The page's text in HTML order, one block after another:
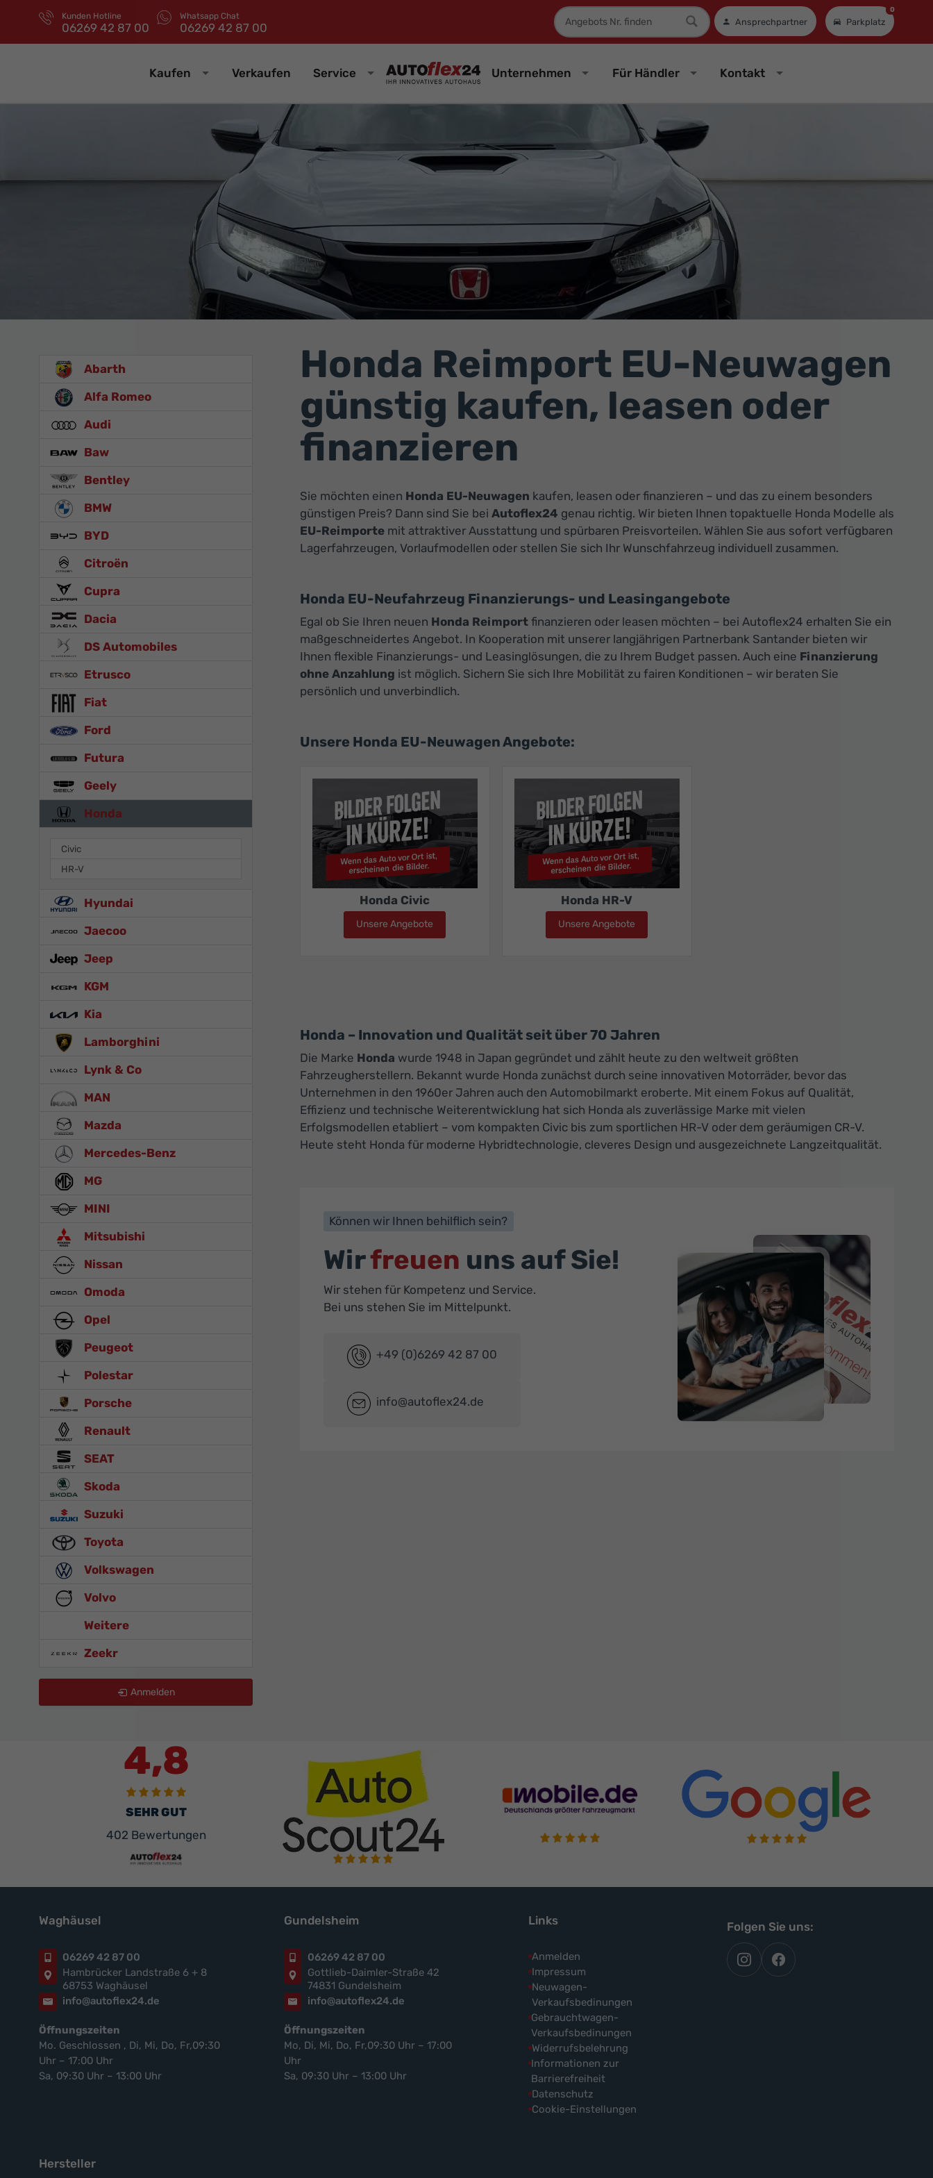
Kunden Hotline
06269 42 87 00
Whatsapp Chat
06269 42 87 00
Fahrzeugnummer
Ansprechpartner Parkplatz
0
Kaufen Verkaufen Service Unternehmen Für Händler Kontakt
Honda Reimport EU-Neuwagen
günstig kaufen, leasen oder
finanzieren
Sie möchten einen Honda EU-Neuwagen kaufen, leasen oder finanzieren – und das zu einem besonders
günstigen Preis? Dann sind Sie bei Autoflex24 genau richtig. Wir bieten Ihnen topaktuelle Honda Modelle als
EU-Reimportemit attraktiver Ausstattung und spürbaren Preisvorteilen. Wählen Sie aus sofort verfügbaren
Lagerfahrzeugen, Vorlaufmodellen oder stellen Sie sich Ihr Wunschfahrzeug individuell zusammen.
Honda EU-Neufahrzeug Finanzierungs- und Leasingangebote
Egal ob Sie Ihren neuen Honda Reimportfinanzieren oder leasen möchten – bei Autoflex24 erhalten Sie ein
maßgeschneidertes Angebot. In Kooperation mit unserer langjährigen Partnerbank Santander bieten wir
Ihnen flexible Finanzierungs- und Leasinglösungen, die zu Ihrem Budget passen. Auch eine Finanzierung
ohne Anzahlung ist möglich. Sichern Sie sich Ihre Mobilität zu fairen Konditionen – wir beraten Sie
persönlich und unverbindlich.
Unsere Honda EU-Neuwagen Angebote:
Honda Civic
Unsere Angebote
Honda HR-V
Unsere Angebote
Honda – Innovation und Qualität seit über 70 Jahren
Die Marke Honda wurde 1948 in Japan gegründet und zählt heute zu den weltweit größten
Fahrzeugherstellern. Bekannt wurde Honda zunächst durch seine innovativen Motorräder, bevor das
Unternehmen in den 1960er Jahren auch den Automobilmarkt eroberte. Mit einem Fokus auf Qualität,
Effizienz und technische Weiterentwicklung hat sich Honda als zuverlässige Marke mit vielen
Erfolgsmodellen etabliert – vom kompakten Civic bis zum sportlichen HR-V oder dem geräumigen CR-V.
Heute steht Honda für moderne Hybridtechnologie, cleveres Design und ausgezeichnete Langzeitqualität.
Können wir Ihnen behilflich sein?
Wirfreuen uns auf Sie!
Wir stehen für Kompetenz und Service.
Bei uns stehen Sie im Mittelpunkt.
+49 (0)6269 42 87 00
info@autoflex24.de
Abarth
Alfa Romeo
Audi
Baw
Bentley
BMW
BYD
Citroën
Cupra
Dacia
DS Automobiles
Etrusco
Fiat
Ford
Futura
Geely
Honda
Civic
HR-V
Hyundai
Jaecoo
Jeep
KGM
Kia
Lamborghini
Lynk & Co
MAN
Mazda
Mercedes-Benz
MG
MINI
Mitsubishi
Nissan
Omoda
Opel
Peugeot
Polestar
Porsche
Renault
SEAT
Skoda
Suzuki
Toyota
Volkswagen
Volvo
Weitere
Zeekr
Anmelden
4,8
SEHR GUT
402 Bewertungen
Waghäusel
06269 42 87 00
Hambrücker Landstraße 6 + 8
68753 Waghäusel
info@autoflex24.de
Öffnungszeiten
Mo. Geschlossen , Di, Mi, Do, Fr,09:30
Uhr – 17:00 Uhr
Sa, 09:30 Uhr – 13:00 Uhr
Gundelsheim
06269 42 87 00
Gottlieb-Daimler-Straße 42
74831 Gundelsheim
info@autoflex24.de
Öffnungszeiten
Mo, Di, Mi, Do, Fr,09:30 Uhr – 17:00
Uhr
Sa, 09:30 Uhr – 13:00 Uhr
Links
Anmelden
Impressum
Neuwagen-
Verkaufsbedinungen
Gebrauchtwagen-
Verkaufsbedinungen
Widerrufsbelehrung
Informationen zur
Barrierefreiheit
Datenschutz
Cookie-Einstellungen
Folgen Sie uns:
autoflex
auf
autoflex24
auf
Hersteller